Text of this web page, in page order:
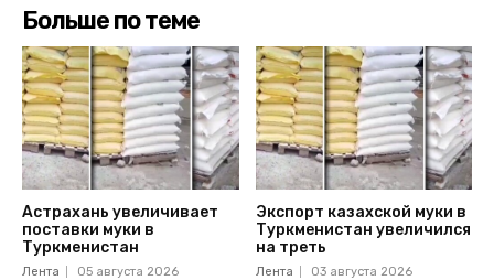
Больше по теме
Астрахань увеличивает
поставки муки в
Туркменистан
Лента 05 августа 2026
Экспорт казахской муки в
Туркменистан увеличился
на треть
Лента 03 августа 2026